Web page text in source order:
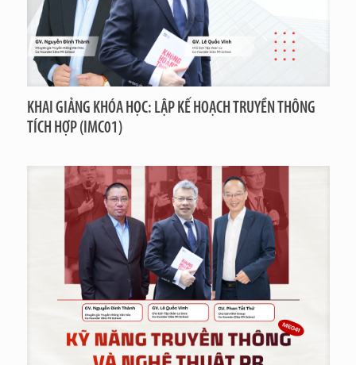
KHAI GIẢNG KHÓA HỌC: LẬP KẾ HOẠCH TRUYỀN THÔNG
TÍCH HỢP (IMC01)